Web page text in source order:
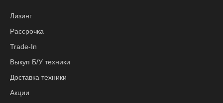
Лизинг
Рассрочка
Trade-In
Выкуп Б/У техники
Доставка техники
Акции